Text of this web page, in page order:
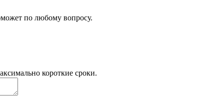
по любому вопросу.
короткие сроки.